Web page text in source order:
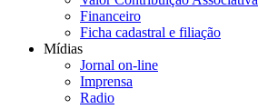
Financeiro
Ficha cadastral e filiação
Mídias
Jornal on-line
Imprensa
Radio